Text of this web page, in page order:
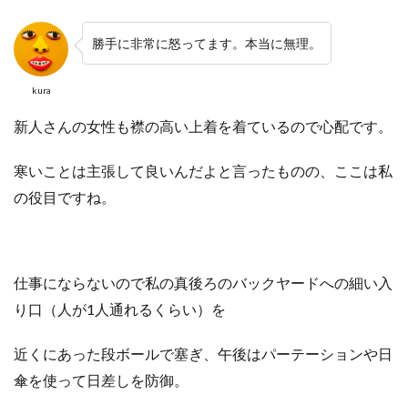
kura
勝手に非常に怒ってます。本当に無理。
新人さんの女性も襟の高い上着を着ているので心配です。
寒いことは主張して良いんだよと言ったものの、ここは私
の役目ですね。
仕事にならないので私の真後ろのバックヤードへの細い入
り口（人が1人通れるくらい）を
近くにあった段ボールで塞ぎ、午後はパーテーションや日
傘を使って日差しを防御。